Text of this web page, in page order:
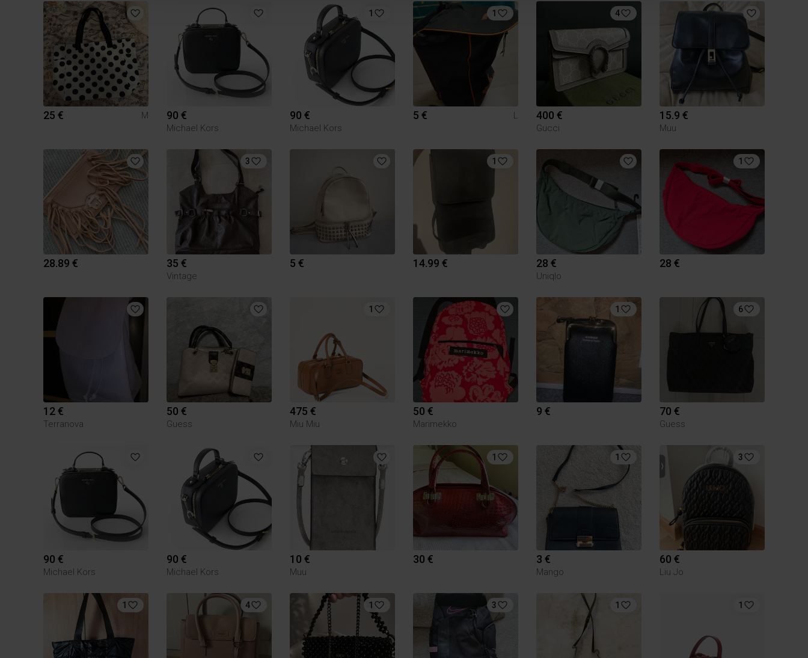
25 € M 90 €
Michael Kors
1
90 €
Michael Kors
1
5 € L
4
400 €
Gucci
15.9 €
Muu
28.89 €
3
35 €
Vintage
5 €
1
14.99 € 28 €
Uniqlo
1
28 €
12 €
Terranova
50 €
Guess
1
475 €
Miu Miu
50 €
Marimekko
1
9 €
6
70 €
Guess
90 €
Michael Kors
90 €
Michael Kors
10 €
Muu
1
30 €
1
3 €
Mango
3
60 €
Liu Jo
1 4 1 3 1 1